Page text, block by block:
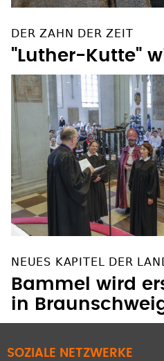
DER ZAHN DER ZEIT
"Luther-Kutte"
NEUES KAPITEL DER
Bammel wird
in
SOZIALE NETZWERKE